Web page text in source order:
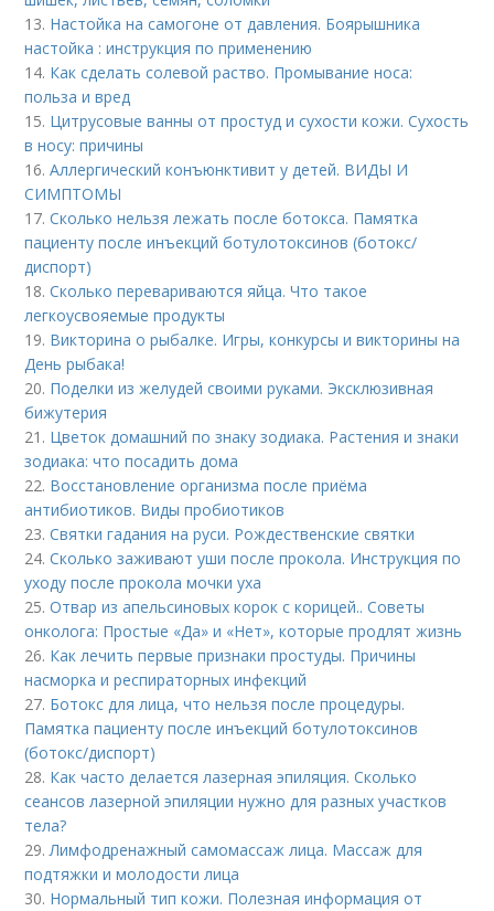
13. Настойка на самогоне от давления. Боярышника
настойка : инструкция по применению
14. Как сделать солевой раство. Промывание носа:
польза и вред
15. Цитрусовые ванны от простуд и сухости кожи. Сухость
в носу: причины
16.Аллергический конъюнктивит у детей. ВИДЫ И
СИМПТОМЫ
17.Сколько нельзя лежать после ботокса. Памятка
пациенту после инъекций ботулотоксинов (ботокс/
диспорт)
18.Сколько перевариваются яйца. Что такое
легкоусвояемые продукты
19. Викторина о рыбалке. Игры, конкурсы и викторины на
День рыбака!
20. Поделки из желудей своими руками. Эксклюзивная
бижутерия
21. Цветок домашний по знаку зодиака. Растения и знаки
зодиака: что посадить дома
22. Восстановление организма после приёма
антибиотиков. Виды пробиотиков
23.Святки гадания на руси. Рождественские святки
24.Сколько заживают уши после прокола. Инструкция по
уходу после прокола мочки уха
25.Отвар из апельсиновых корок с корицей.. Советы
онколога: Простые «Да» и «Нет», которые продлят жизнь
26. Как лечить первые признаки простуды. Причины
насморка и респираторных инфекций
27. Ботокс для лица, что нельзя после процедуры.
Памятка пациенту после инъекций ботулотоксинов
(ботокс/диспорт)
28. Как часто делается лазерная эпиляция. Сколько
сеансов лазерной эпиляции нужно для разных участков
тела?
29.Лимфодренажный самомассаж лица. Массаж для
подтяжки и молодости лица
30. Нормальный тип кожи. Полезная информация от